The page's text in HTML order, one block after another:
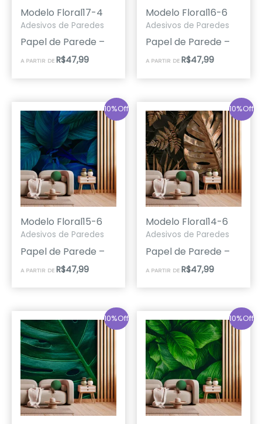
Modelo Floral17-4
Adesivos de Paredes
Papel de Parede –
A PARTIR DE R$47,99
Modelo Floral16-6
Adesivos de Paredes
Papel de Parede –
A PARTIR DE R$47,99
10%Off
Modelo Floral15-6
Adesivos de Paredes
Papel de Parede –
A PARTIR DE R$47,99
10%Off
Modelo Floral14-6
Adesivos de Paredes
Papel de Parede –
A PARTIR DE R$47,99
10%Off 10%Off